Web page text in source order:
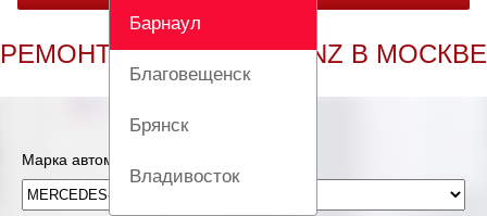
Барнаул
Благовещенск
Брянск
Владивосток
РЕМОНТ MERCEDES BENZ В МОСКВЕ
Марка автомобиля*